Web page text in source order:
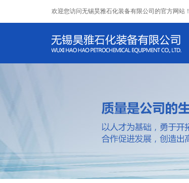
欢迎您访问无锡昊雅石化装备有限公司的官方网站！